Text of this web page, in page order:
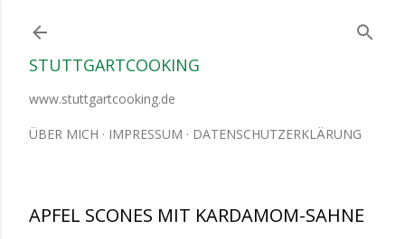
STUTTGARTCOOKING
www.stuttgartcooking.de
ÜBER MICH IMPRESSUM DATENSCHUTZERKLÄRUNG
APFEL SCONES MIT KARDAMOM-SAHNE